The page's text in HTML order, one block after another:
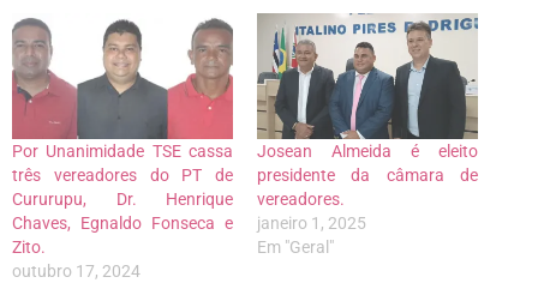
Por Unanimidade TSE cassa
três vereadores do PT de
Cururupu, Dr. Henrique
Chaves, Egnaldo Fonseca e
Zito.
outubro 17, 2024
Josean Almeida é eleito
presidente da câmara de
vereadores.
janeiro 1, 2025
Em "Geral"